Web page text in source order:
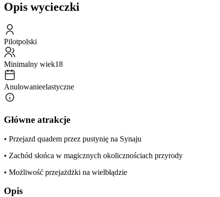
Opis wycieczki
Pilotpolski
Minimalny wiek18
Anulowanieelastyczne
Główne atrakcje
• Przejazd quadem przez pustynię na Synaju
• Zachód słońca w magicznych okolicznościach przyrody
• Możliwość przejażdżki na wielbłądzie
Opis